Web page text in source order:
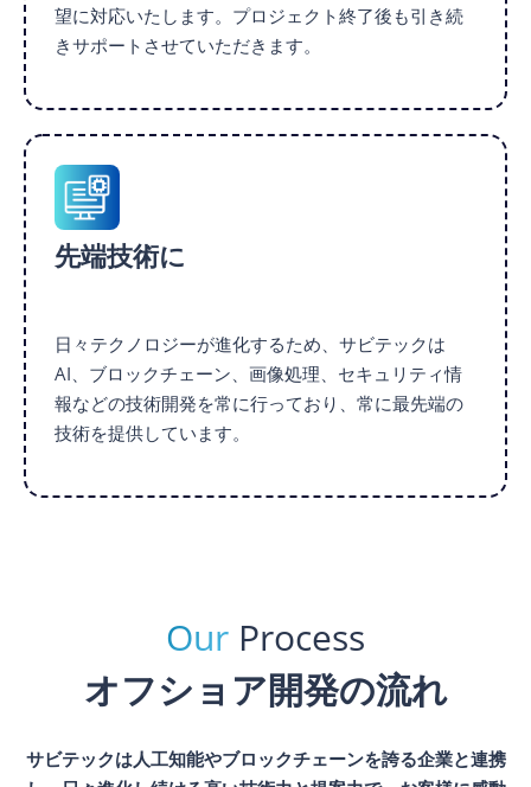
望に対応いたします。プロジェクト終了後も引き続
きサポートさせていただきます。
先端技術に
日々テクノロジーが進化するため、サビテックは
AI、ブロックチェーン、画像処理、セキュリティ情
報などの技術開発を常に行っており、常に最先端の
技術を提供しています。
Our Process
オフショア開発の流れ
サビテックは人工知能やブロックチェーンを誇る企業と連携